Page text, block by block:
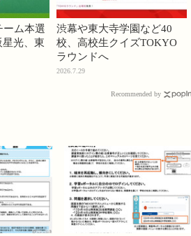
ーム本選
光、東
渋幕や東大寺学園など40
校、高校生クイズTOKYO
ラウンドへ
2026.7.29
Recommended by